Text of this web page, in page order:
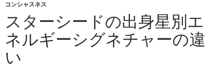
コンシャスネス
スターシードの出身星別エ
ネルギーシグネチャーの違
い